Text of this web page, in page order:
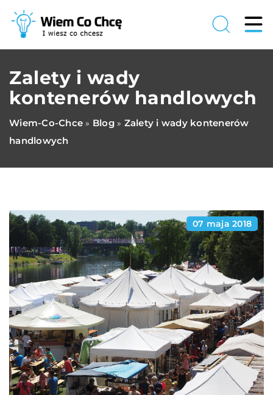
Zalety i wady
kontenerów handlowych
Wiem-Co-Chce » Blog» Zalety i wady kontenerów
handlowych
07 maja 2018